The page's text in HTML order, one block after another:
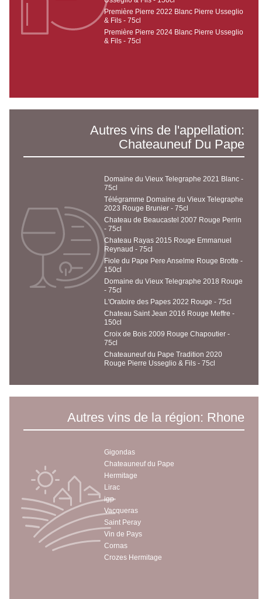
Première Pierre 2022 Blanc Pierre Usseglio
& Fils - 75cl
Première Pierre 2024 Blanc Pierre Usseglio
& Fils - 75cl
Autres vins de l'appellation:
Chateauneuf Du Pape
Domaine du Vieux Telegraphe 2021 Blanc -
75cl
Télégramme Domaine du Vieux Telegraphe
2023 Rouge Brunier - 75cl
Chateau de Beaucastel 2007 Rouge Perrin
- 75cl
Chateau Rayas 2015 Rouge Emmanuel
Reynaud - 75cl
Fiole du Pape Pere Anselme Rouge Brotte -
150cl
Domaine du Vieux Telegraphe 2018 Rouge
- 75cl
L'Oratoire des Papes 2022 Rouge - 75cl
Chateau Saint Jean 2016 Rouge Meffre -
150cl
Croix de Bois 2009 Rouge Chapoutier -
75cl
Chateauneuf du Pape Tradition 2020
Rouge Pierre Usseglio & Fils - 75cl
Autres vins de la région: Rhone
Gigondas
Chateauneuf du Pape
Hermitage
Lirac
igp
Vacqueras
Saint Peray
Vin de Pays
Cornas
Crozes Hermitage